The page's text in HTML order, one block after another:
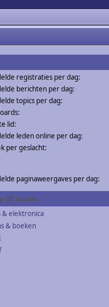
registraties per dag:
berichten per dag:
topics per dag:
lid:
leden online per dag:
per geslacht:
paginaweergaves per dag:
10 boards
& elektronica
& boeken